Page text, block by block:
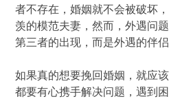
者不存在，婚姻就不会被破坏
羡的模范夫妻，然而，外遇问
第三者的出现，而是外遇的伴
如果真的想要挽回婚姻，就应
都要有心携手解决问题，遇到